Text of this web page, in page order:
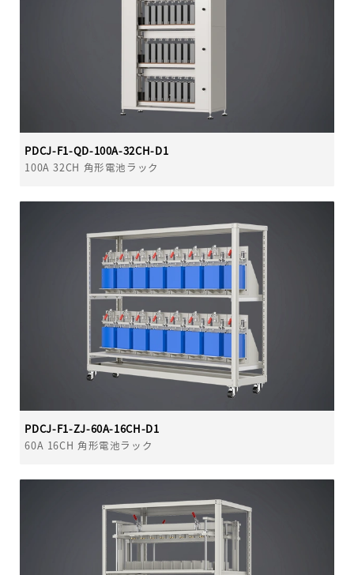
PDCJ-F1-QD-100A-32CH-D1
100A 32CH 角形電池ラック
PDCJ-F1-ZJ-60A-16CH-D1
60A 16CH 角形電池ラック